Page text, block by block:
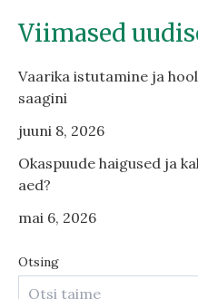
Viimased
Vaarika istutamine ja
saagini
juuni 8, 2026
Okaspuude haigused ja
aed?
mai 6, 2026
Otsing